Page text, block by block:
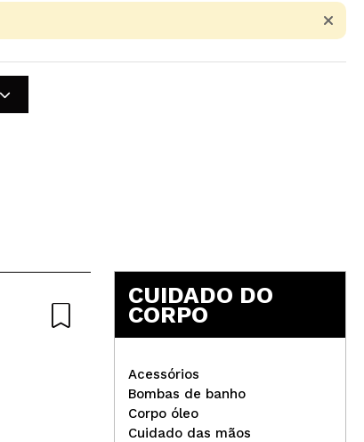
Claresa - Esmalte
CUIDADO DO
CORPO
Acessórios
Bombas de banho
Corpo óleo
Cuidado das mãos